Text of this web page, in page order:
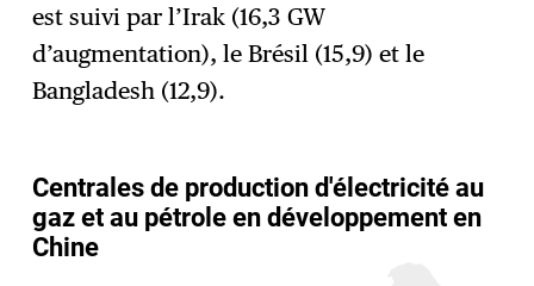
est suivi par l’Irak (16,3 GW
d’augmentation), le Brésil (15,9) et le
Bangladesh (12,9).